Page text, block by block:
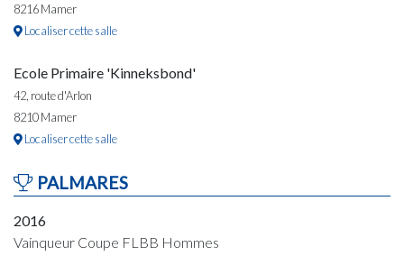
8216 Mamer
Localiser cette salle
Ecole Primaire 'Kinneksbond'
42, route d'Arlon
8210 Mamer
Localiser cette salle
PALMARES
2016
Vainqueur Coupe FLBB Hommes